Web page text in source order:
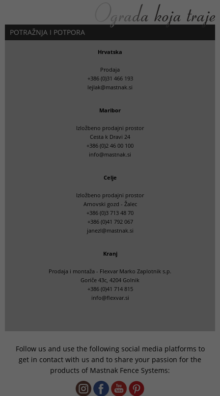
POTRAŽNJA I POTPORA
Hrvatska
Prodaja
+386 (0)31 466 193
lejlak@mastnak.si
Maribor
Izložbeno prodajni prostor
Cesta k Dravi 24
+386 (0)2 46 00 100
info@mastnak.si
Celje
Izložbeno prodajni prostor
Arnovski gozd - Žalec
+386 (0)3 713 48 70
+386 (0)41 792 067
janezl@mastnak.si
Kranj
Prodaja i montaža - Flexvar Marko Zaplotnik s.p.
Goriče 43c, 4204 Golnik
+386 (0)41 714 815
info@flexvar.si
Follow us and use the following social media platforms to
get in contact with us and to share your passion for the
products of Mastnak Fence Systems: